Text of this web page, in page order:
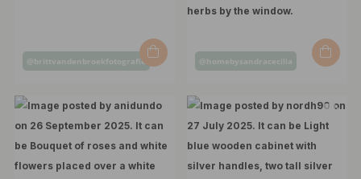
Post
by
@brittvandenbroekfotografie
Post
by
@homebysandracecilia